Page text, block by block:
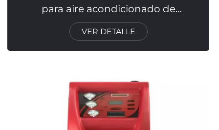
para aire acondicionado de
automóvil R134a Máquina de lavado
VER DETALLE